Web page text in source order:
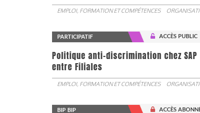
EMPLOI, FORMATION ET COMPÉTENCES
PARTICIPATIF ACCÈS PUBLIC
Politique anti-discrimination chez
entre Filiales
EMPLOI, FORMATION ET COMPÉTENCES
BIP BIP ACCÈS